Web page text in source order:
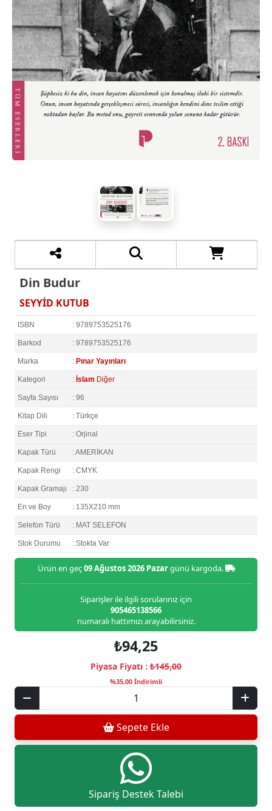
Din Budur
SEYYİD KUTUB
ISBN : 9789753525176
Barkod : 9789753525176
Marka : Pınar Yayınları
Kategori : İslam Diğer
Sayfa Sayısı : 96
Kitap Dili : Türkçe
Eser Tipi : Orjinal
Kapak Türü : AMERİKAN
Kapak Rengi : CMYK
Kapak Gramajı : 230
En ve Boy : 135X210 mm
Selefon Türü : MAT SELEFON
Stok Durumu : Stokta Var
Ürün en geç09 Ağustos 2026 Pazargünü kargoda.
Siparişler ile ilgili sorularınız için
905465138566
numaralı hattımızı arayabilirsiniz.
₺94,25
Piyasa Fiyatı : ₺145,00
%35,00 İndirimli
Sepete Ekle
Sipariş Destek Talebi